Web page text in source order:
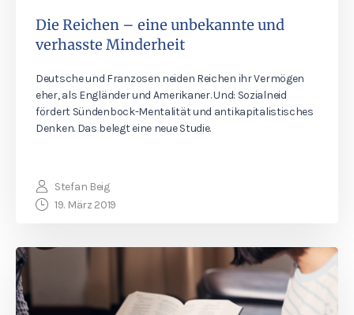
Die Reichen – eine unbekannte und
verhasste Minderheit
Deutsche und Franzosen neiden Reichen ihr Vermögen
eher, als Engländer und Amerikaner. Und: Sozialneid
fördert Sündenbock-Mentalität und antikapitalistisches
Denken. Das belegt eine neue Studie.
Stefan Beig
19. März 2019